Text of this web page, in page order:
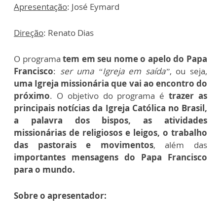
Apresentação: José Eymard
Direção: Renato Dias
O programatem em seu nome o apelo do Papa
Francisco: ser uma “Igreja em saída”, ou seja,
uma Igreja missionária que vai ao encontro do
próximo. O objetivo do programa étrazer as
principais notícias da Igreja Católica no Brasil,
a palavra dos bispos, as atividades
missionárias de religiosos e leigos, o trabalho
das pastorais e movimentos, além das
importantes mensagens do Papa Francisco
para o mundo.
Sobre o apresentador: